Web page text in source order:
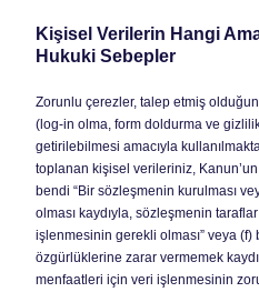
Kişisel Verilerin Hangi
Hukuki Sebepler
Zorunlu çerezler, talep etmiş
(log-in olma, form doldurma ve
getirilebilmesi amacıyla
toplanan kişisel verileriniz, Kanun’un
bendi “Bir sözleşmenin kurulması
olması kaydıyla, sözleşmenin
işlenmesinin gerekli olması” veya
özgürlüklerine zarar vermemek
menfaatleri için veri işlenmesinin